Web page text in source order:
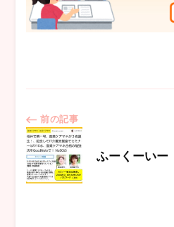
投
稿
ナ
前の記事
ふーくーいー